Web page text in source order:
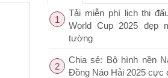
1
Tải miễn phí lịch thi
World Cup 2025 đẹp
tường
2
Chia sẻ: Bộ hình nền
Đồng Náo Hải 2025 cực